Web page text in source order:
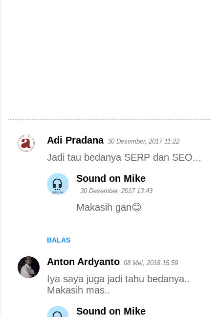
K
Adi Pradana 30 Desember, 2017 11:22
Jadi tau bedanya SERP dan SEO...
BALAS
Sound on Mike
30 Desember, 2017 13:43
Makasih gan😊
Anton Ardyanto 08 Mei, 2018 15:59
Iya saya juga jadi tahu bedanya..
Makasih mas..
Sound on Mike